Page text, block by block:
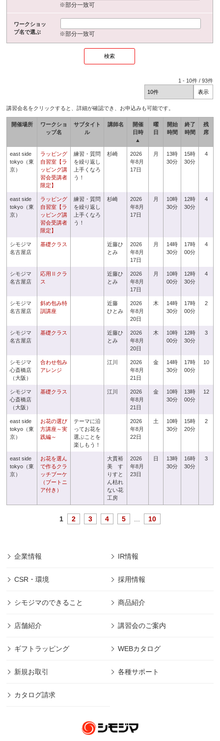
※部分一致可
ワークショッ
プ名で選ぶ
※部分一致可
1 - 10件 /93件
講習会名をクリックすると、詳細が確認でき、お申込みも可能です。
開催場所
ワークショ
ップ名
サブタイト
ル
講師名
開催
日時
▲
曜
日
開始
時間
終了
時間
残
席
east side
tokyo（東
京）
ラッピング
自習室【ラ
ッピング講
習会受講者
限定】
練習・質問
を繰り返し
上手くなろ
う！
杉崎
2026
年8月
17日
月
13時
30分
15時
30分
4
east side
tokyo（東
京）
ラッピング
自習室【ラ
ッピング講
習会受講者
限定】
練習・質問
を繰り返し
上手くなろ
う！
杉崎
2026
年8月
17日
月
10時
30分
12時
30分
4
シモジマ
名古屋店
基礎クラス
近藤ひ
とみ
2026
年8月
17日
月
14時
30分
17時
00分
4
シモジマ
名古屋店
応用Ⅱクラ
ス
近藤ひ
とみ
2026
年8月
17日
月
10時
00分
12時
30分
4
シモジマ
名古屋店
斜め包み特
訓講座
近藤
ひとみ
2026
年8月
20日
木
14時
30分
17時
00分
2
シモジマ
名古屋店
基礎クラス
近藤ひ
とみ
2026
年8月
20日
木
10時
00分
12時
30分
3
シモジマ
心斎橋店
（大阪）
合わせ包み
アレンジ
江川
2026
年8月
21日
金
14時
30分
17時
00分
10
シモジマ
心斎橋店
（大阪）
基礎クラス 江川
2026
年8月
21日
金
10時
30分
13時
00分
12
east side
tokyo（東
京）
お花の選び
方講座～実
践編～
テーマに沿
ってお花を
選ぶことを
楽しもう！
2026
年8月
22日
土
10時
30分
15時
20分
2
east side
tokyo（東
京）
お花を選ん
で作るクラ
ッチブーケ
（ブートニ
ア付き）
大貫裕
美 す
りすと
ん枯れ
ない花
工房
2026
年8月
23日
日
13時
30分
16時
30分
3
1 2 3 4 5 10
企業情報 IR情報
CSR・環境 採用情報
シモジマのできること 商品紹介
店舗紹介 講習会のご案内
ギフトラッピング WEBカタログ
新規お取引 各種サポート
カタログ請求